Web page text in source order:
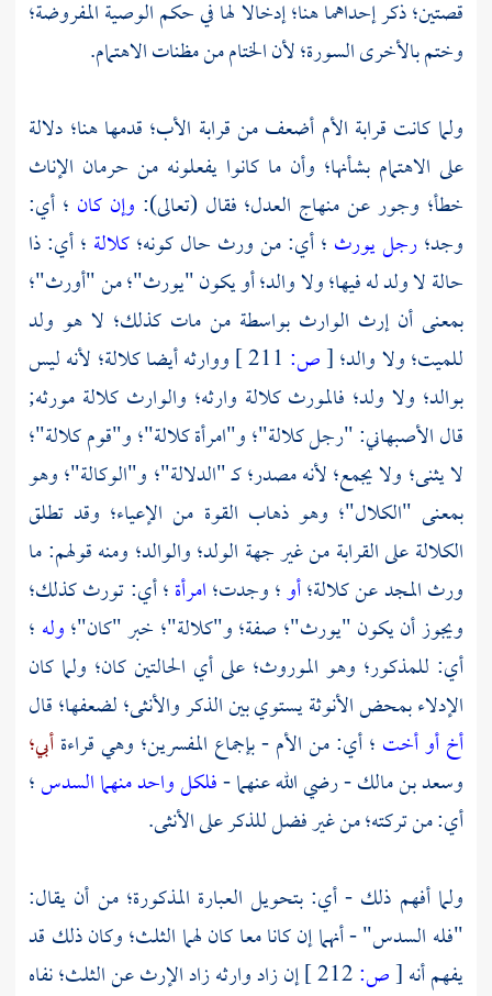
قصتين؛ ذكر إحداهما هنا؛ إدخالا لها في حكم الوصية المفروضة؛
وختم بالأخرى السورة؛ لأن الختام من مظنات الاهتمام.
ولما كانت قرابة الأم أضعف من قرابة الأب؛ قدمها هنا؛ دلالة
على الاهتمام بشأنها؛ وأن ما كانوا يفعلونه من حرمان الإناث
خطأ؛ وجور عن منهاج العدل؛ فقال (تعالى): وإن كان ؛ أي:
وجد؛رجل يورث ؛ أي: من ورث حال كونه؛كلالة ؛ أي: ذا
حالة لا ولد له فيها؛ ولا والد؛ أو يكون "يورث"؛ من "أورث"؛
بمعنى أن إرث الوارث بواسطة من مات كذلك؛ لا هو ولد
للميت؛ ولا والد؛[ص:
ووارثه أيضا كلالة؛ لأنه ليس
بوالد؛ ولا ولد؛ فالمورث كلالة وارثه؛ والوارث كلالة مورثه;
قالالأصبهاني:"رجل كلالة"؛ و"امرأة كلالة"؛ و"قوم كلالة"؛
لا يثنى؛ ولا يجمع؛ لأنه مصدر؛ كـ "الدلالة"؛ و"الوكالة"؛ وهو
بمعنى "الكلال"؛ وهو ذهاب القوة من الإعياء؛ وقد تطلق
الكلالة على القرابة من غير جهة الولد؛ والوالد؛ ومنه قولهم: ما
ورث المجد عن كلالة؛أو؛ وجدت؛امرأة؛ أي: تورث كذلك؛
ويجوز أن يكون "يورث"؛ صفة؛ و"كلالة"؛ خبر "كان"؛وله ؛
أي: للمذكور؛ وهو الموروث؛ على أي الحالتين كان؛ ولما كان
الإدلاء بمحض الأنوثة يستوي بين الذكر والأنثى؛ لضعفها؛ قال
أخ أو أخت ؛ أي: من الأم - بإجماع المفسرين؛ وهي قراءةأبي؛
وسعد بن مالك- رضي الله عنهما -فلكل واحد منهما السدس؛
أي: من تركته؛ من غير فضل للذكر على الأنثى.
ولما أفهم ذلك - أي: بتحويل العبارة المذكورة؛ من أن يقال:
"فله السدس" - أنهما إن كانا معا كان لهما الثلث؛ وكان ذلك قد
يفهم أنه[ص:
إن زاد وارثه زاد الإرث عن الثلث؛ نفاه